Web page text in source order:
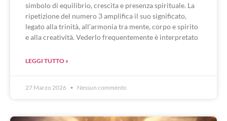
simbolo di equilibrio, crescita e presenza spirituale. La
ripetizione del numero 3 amplifica il suo significato,
legato alla trinità, all’armonia tra mente, corpo e spirito
e alla creatività. Vederlo frequentemente è interpretato
LEGGI TUTTO »
27 Marzo 2026 Nessun commento